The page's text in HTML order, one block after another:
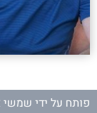
פותח על ידי שמשי